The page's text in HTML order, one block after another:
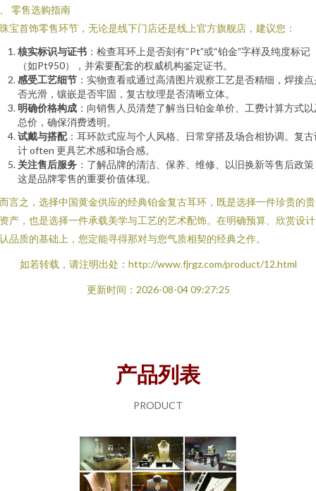
零售选购指南
宝首饰零售环节，无论是线下门店还是线上官方旗舰店，建议您：
核实标识与证书 ：检查耳环上是否刻有“Pt”或“铂金”字样及纯度标记
（如Pt950），并索要配套的权威机构鉴定证书。
感受工艺细节 ：实物查看或通过高清图片观察工艺是否精细，焊接点
否光滑，镶嵌是否牢固，复古纹理是否清晰立体。
明确价格构成 ：向销售人员清楚了解当日铂金单价、工费计算方式以
总价，确保消费透明。
试戴与搭配：耳环款式应与个人风格、日常穿搭及场合相协调。复古
计 often 更具艺术感和场合感。
关注售后服务 ：了解品牌的清洁、保养、维修、以旧换新等售后政策
这是品牌零售的重要价值体现。
言之，选择中国黄金供应的经典铂金复古耳环，既是选择一件珍贵的
产，也是选择一件承载美学与工艺的艺术配饰。在明确预算、欣赏设
品质的基础上，您定能寻得那对与您气质相契的经典之作。
如若转载，请注明出处：http://www.fjrgz.com/product/12.html
更新时间：2026-08-04 09:27:25
产品列表
PRODUCT